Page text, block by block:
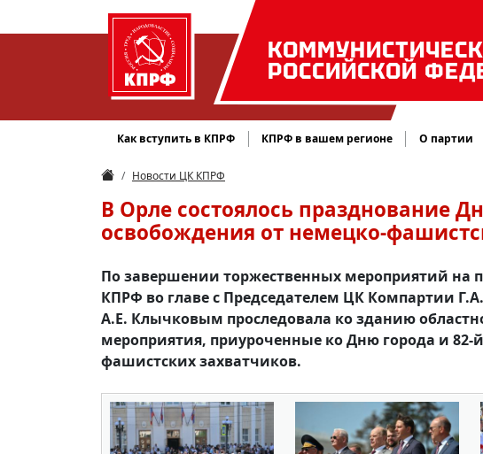
РОССИЙСКОЙ
Как вступить в КПРФ КПРФ в вашем регионе О партии
Новости ЦК КПРФ
В Орле состоялось празднование
освобождения от немецко-
По завершении торжественных мероприятий на
КПРФ во главе с Председателем ЦК Компартии
А.Е. Клычковым проследовала ко зданию
мероприятия, приуроченные ко Дню города и
фашистских захватчиков.